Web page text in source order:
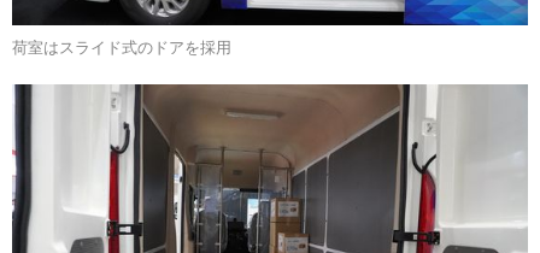
荷室はスライド式のドアを採用